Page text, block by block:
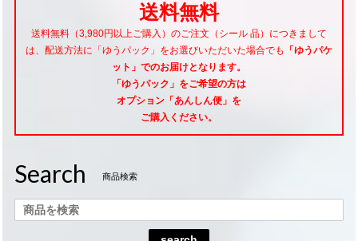
送料無料
送料無料（3,980円以上ご購入）のご注文（シール 品）につきまして
は、配送方法に「ゆうパック」をお選びいただいた場合でも
「ゆうパケ
ット」でのお届けとなります。
「ゆうパック」をご希望の方は
オプション「あんしん便」 を
ご購入ください。
Search 商品検索